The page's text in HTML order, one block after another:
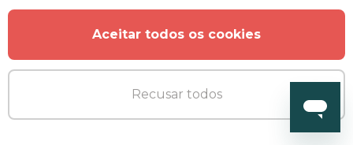
Aceitar todos os cookies
Recusar todos